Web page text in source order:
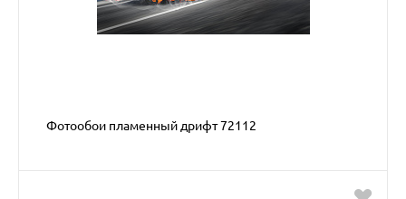
Фотообои пламенный дрифт 72112